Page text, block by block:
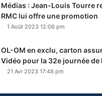
Médias : Jean-Louis Tourre
RMC lui offre une promotion
1 Août 2023 12:06 pm
OL-OM en exclu, carton
Vidéo pour la 32e journée de
21 Avr 2023 17:48 pm